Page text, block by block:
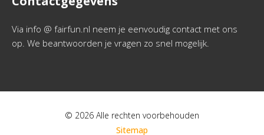
Via info @ fairfun.nl neem je eenvoudig contact met ons
op. We beantwoorden je vragen zo snel mogelijk.
© 2026 Alle rechten voorbehouden
Sitemap